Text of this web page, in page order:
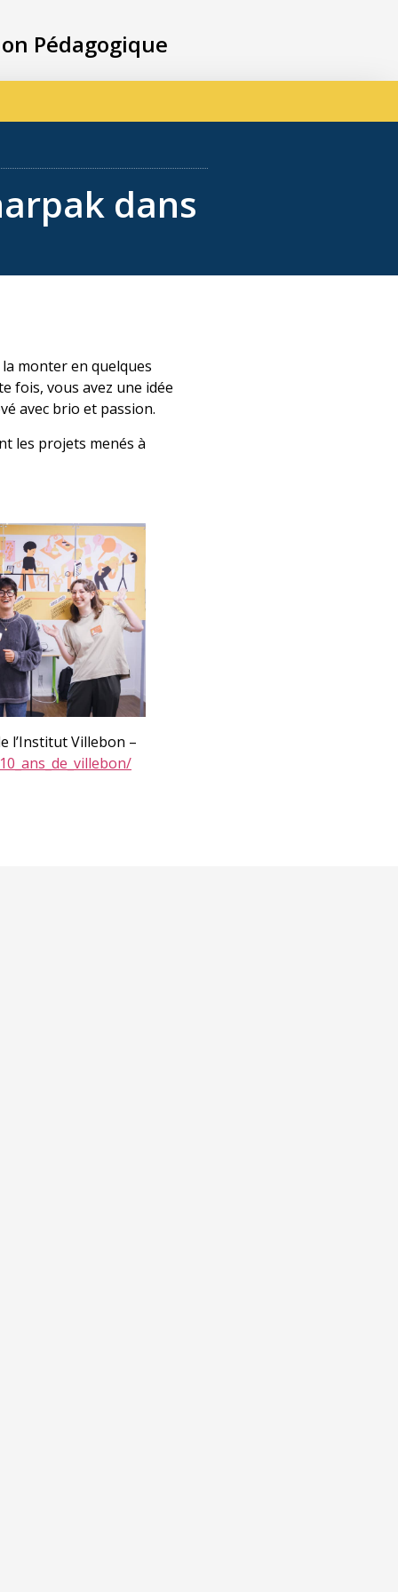
Pédagogique
dans
monter en quelques
fois, vous avez une idée
avec brio et passion.
les projets menés à
l’Institut Villebon –